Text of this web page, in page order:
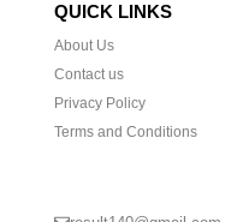
QUICK LINKS
About Us
Contact us
Privacy Policy
Terms and Conditions